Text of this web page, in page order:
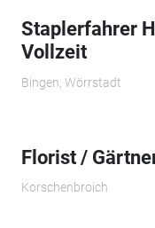
Staplerfahrer
Vollzeit
Bingen, Wörrstadt
Florist /
Korschenbroich